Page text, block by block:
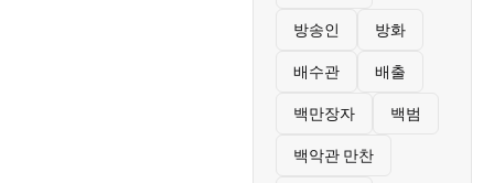
방송인 방화
배수관 배출
백만장자 백범
백악관 만찬